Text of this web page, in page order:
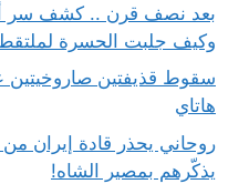
بعد نصف قرن .. كشف سر
وكيف جلبت الحسرة
سقوط قذيفتين صاروخيتين
هاتاي
روحاني يحذر قادة إيران
يذكّرهم بمصير الشاه!